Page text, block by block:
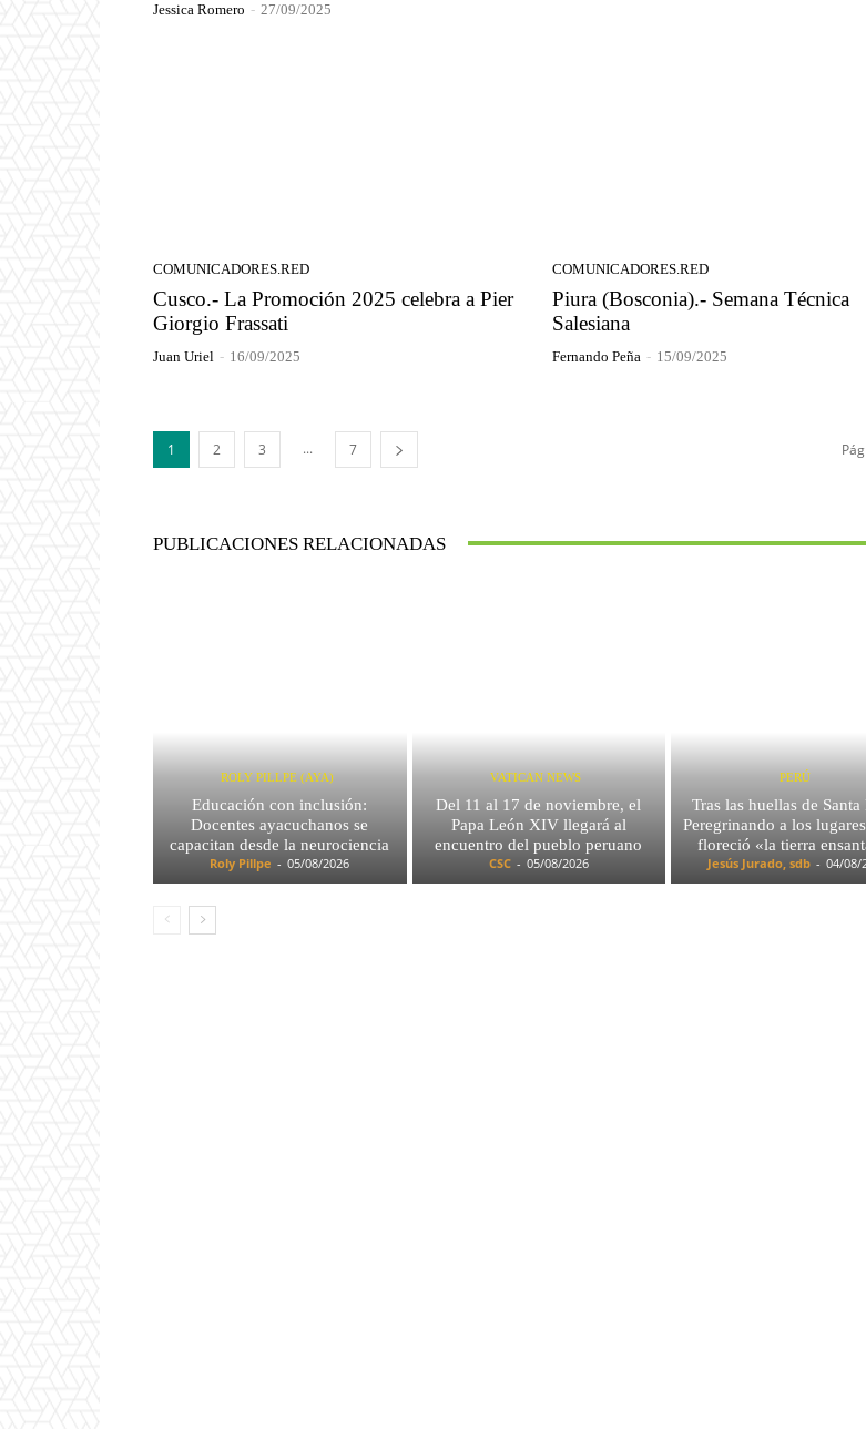
Jessica Romero - 27/09/2025
COMUNICADORES.RED
Cusco.- La Promoción 2025 celebra a Pier
Giorgio Frassati
Juan Uriel - 16/09/2025
COMUNICADORES.RED
Piura (Bosconia).- Semana Técnica
Salesiana
Fernando Peña - 15/09/2025
1 2 3 ... 7
PUBLICACIONES RELACIONADAS
ROLY PILLPE (AYA)
Educación con inclusión:
Docentes ayacuchanos se
capacitan desde la neurociencia
Roly Pillpe - 05/08/2026
VATICAN NEWS
Del 11 al 17 de noviembre, el
Papa León XIV llegará al
encuentro del pueblo peruano
CSC - 05/08/2026
PERÚ
Tras las huellas de Santa
Peregrinando a los
floreció «la tierra
Jesús Jurado, sdb - 04/08/